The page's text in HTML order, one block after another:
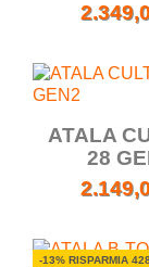
ATALA
28
-13% RISPARMIA